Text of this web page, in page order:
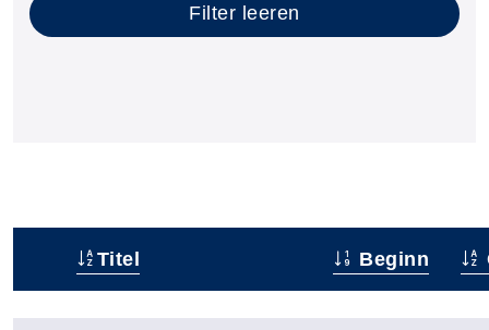
Filter leeren
Status
Titel Beginn